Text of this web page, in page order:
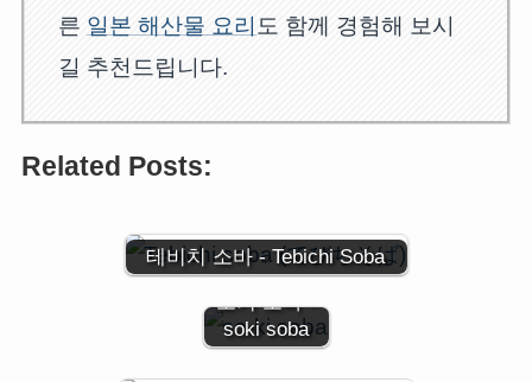
른 일본해산물 요리 도 함께 경험해 보시
길 추천드립니다.
Related Posts:
테비치 소바 - Tebichi Soba
소키 소바 -
soki soba